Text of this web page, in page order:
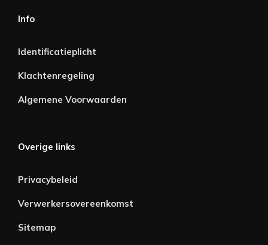
Info
Identificatieplicht
Klachtenregeling
Algemene Voorwaarden
Overige links
Privacybeleid
Verwerkersovereenkomst
Sitemap